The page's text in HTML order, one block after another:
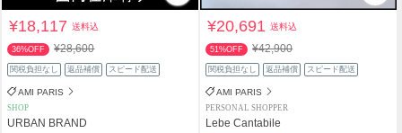
¥18,117送料込
36%OFF ¥28,600
関税負担なし 返品補償 スピード配送
AMI PARIS
SHOP
URBAN BRAND
¥20,691送料込
51%OFF ¥42,900
関税負担なし 返品補償 スピード配送
AMI PARIS
PERSONAL SHOPPER
Lebe Cantabile